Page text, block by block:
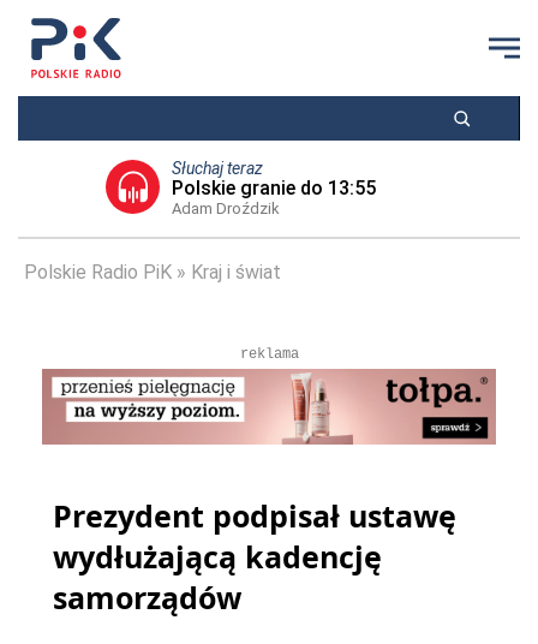
Słuchaj teraz
Polskie granie do 13:55
Adam Droździk
Polskie Radio PiK Kraj i świat
reklama
Prezydent podpisał ustawę
wydłużającą kadencję
samorządów